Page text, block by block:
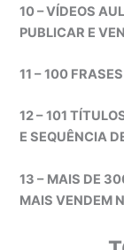
10 – VÍDEOS
PUBLICAR E
11 – 100
12 – 101
E SEQUÊNCIA
13 – MAIS DE
MAIS VENDEM